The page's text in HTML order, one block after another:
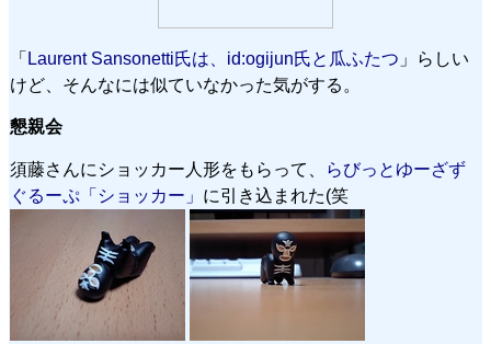
「 Laurent Sansonetti氏は、id:ogijun氏と瓜ふたつ 」らしい
けど、そんなには似ていなかった気がする。
懇親会
須藤さんにショッカー人形をもらって、
らびっとゆーざず
ぐるーぷ「ショッカー」 に引き込まれた(笑